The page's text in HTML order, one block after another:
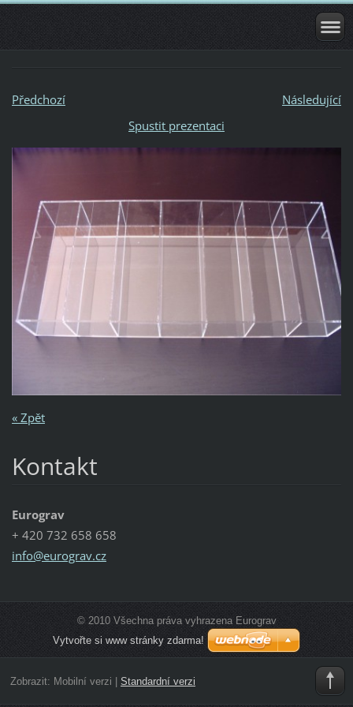
Předchozí
Následující
Spustit prezentaci
« Zpět
Kontakt
Eurograv
+ 420 732 658 658
info@eurograv.cz
© 2010 Všechna práva vyhrazena Eurograv
Vytvořte si www stránky zdarma!
Zobrazit: Mobilní verzi Standardní verzi